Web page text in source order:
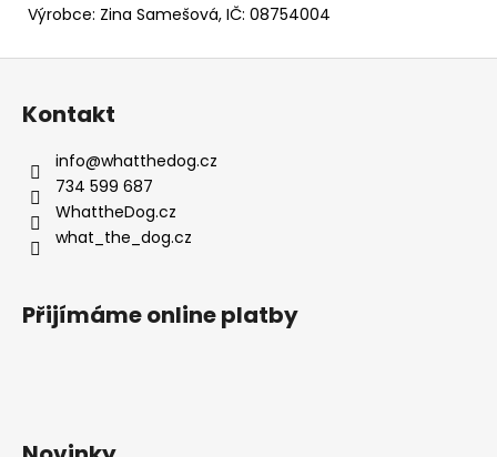
Výrobce: Zina Samešová, IČ: 08754004
Z
Kontakt
info@whatthedog.cz
734 599 687
WhattheDog.cz
what_the_dog.cz
Přijímáme online platby